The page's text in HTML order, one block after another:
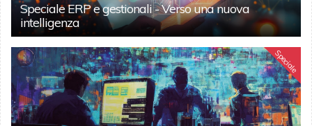
Speciale ERP e gestionali - Verso una nuova
intelligenza
Speciale